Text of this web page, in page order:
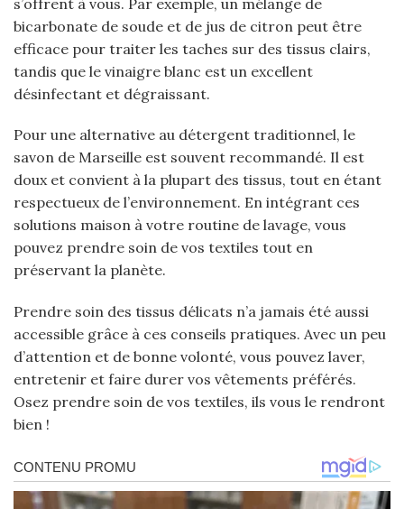
bicarbonate de soude et de jus de citron peut être
efficace pour traiter les taches sur des tissus clairs,
tandis que le vinaigre blanc est un excellent
désinfectant et dégraissant.
Pour une alternative au détergent traditionnel, le
savon de Marseille est souvent recommandé. Il est
doux et convient à la plupart des tissus, tout en étant
respectueux de l’environnement. En intégrant ces
solutions maison à votre routine de lavage, vous
pouvez prendre soin de vos textiles tout en
préservant la planète.
Prendre soin des tissus délicats n’a jamais été aussi
accessible grâce à ces conseils pratiques. Avec un peu
d’attention et de bonne volonté, vous pouvez laver,
entretenir et faire durer vos vêtements préférés.
Osez prendre soin de vos textiles, ils vous le rendront
bien !